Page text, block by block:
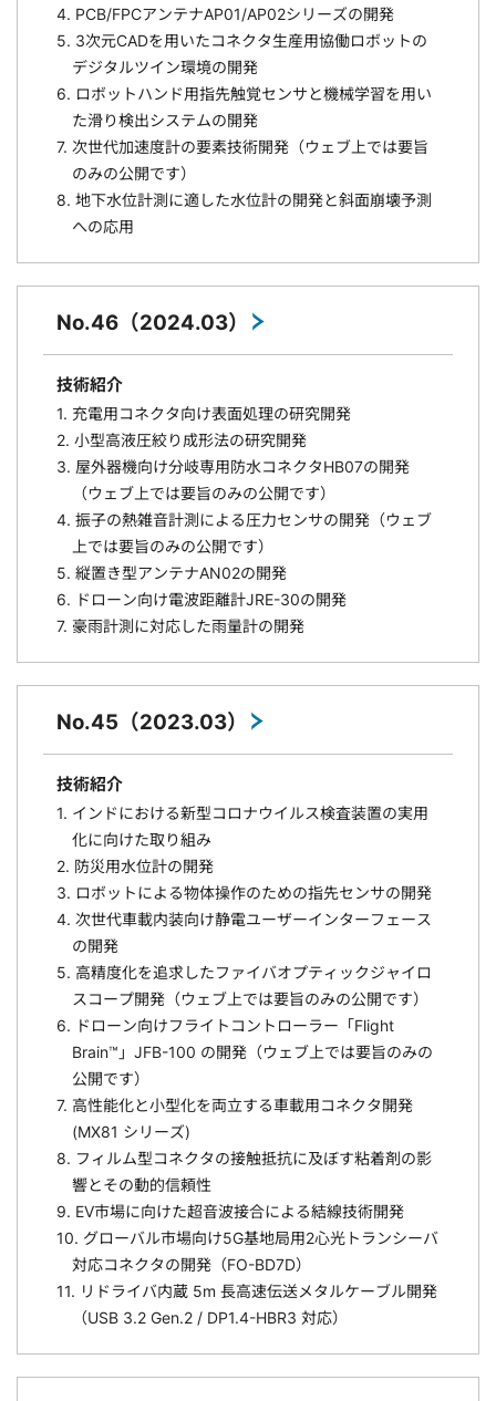
4. PCB/FPCアンテナAP01/AP02シリーズの開発
5. 3次元CADを用いたコネクタ生産用協働ロボットの
デジタルツイン環境の開発
6. ロボットハンド用指先触覚センサと機械学習を用い
た滑り検出システムの開発
7. 次世代加速度計の要素技術開発（ウェブ上では要旨
のみの公開です）
8. 地下水位計測に適した水位計の開発と斜面崩壊予測
への応用
No.46（2024.03）
技術紹介
1. 充電用コネクタ向け表面処理の研究開発
2. 小型高液圧絞り成形法の研究開発
3. 屋外器機向け分岐専用防水コネクタHB07の開発
（ウェブ上では要旨のみの公開です）
4. 振子の熱雑音計測による圧力センサの開発（ウェブ
上では要旨のみの公開です）
5. 縦置き型アンテナAN02の開発
6. ドローン向け電波距離計JRE-30の開発
7. 豪雨計測に対応した雨量計の開発
No.45（2023.03）
技術紹介
1. インドにおける新型コロナウイルス検査装置の実用
化に向けた取り組み
2. 防災用水位計の開発
3. ロボットによる物体操作のための指先センサの開発
4. 次世代車載内装向け静電ユーザーインターフェース
の開発
5. 高精度化を追求したファイバオプティックジャイロ
スコープ開発（ウェブ上では要旨のみの公開です）
6. ドローン向けフライトコントローラー「Flight
Brain™」JFB-100 の開発（ウェブ上では要旨のみの
公開です）
7. 高性能化と小型化を両立する車載用コネクタ開発
(MX81 シリーズ)
8. フィルム型コネクタの接触抵抗に及ぼす粘着剤の影
響とその動的信頼性
9. EV市場に向けた超音波接合による結線技術開発
10. グローバル市場向け5G基地局用2心光トランシーバ
対応コネクタの開発（FO-BD7D）
11. リドライバ内蔵 5m 長高速伝送メタルケーブル開発
（USB 3.2 Gen.2 / DP1.4-HBR3 対応）